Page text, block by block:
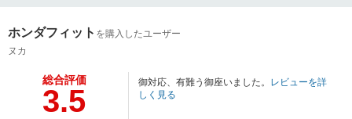
ホンダフィット を購入したユーザー
ヌカ
総合評価
3.5
御対応、有難う御座いました。 レビューを詳
しく見る